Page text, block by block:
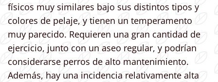
físicos muy similares bajo sus distintos tipos y
colores de pelaje, y tienen un temperamento
muy parecido. Requieren una gran cantidad de
ejercicio, junto con un aseo regular, y podrían
considerarse perros de alto mantenimiento.
Además, hay una incidencia relativamente alta